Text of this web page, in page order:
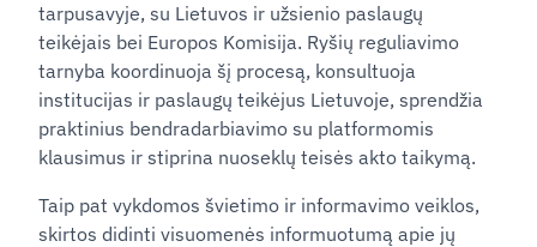
tarpusavyje, su Lietuvos ir užsienio paslaugų
teikėjais bei Europos Komisija. Ryšių reguliavimo
tarnyba koordinuoja šį procesą, konsultuoja
institucijas ir paslaugų teikėjus Lietuvoje, sprendžia
praktinius bendradarbiavimo su platformomis
klausimus ir stiprina nuoseklų teisės akto taikymą.
Taip pat vykdomos švietimo ir informavimo veiklos,
skirtos didinti visuomenės informuotumą apie jų